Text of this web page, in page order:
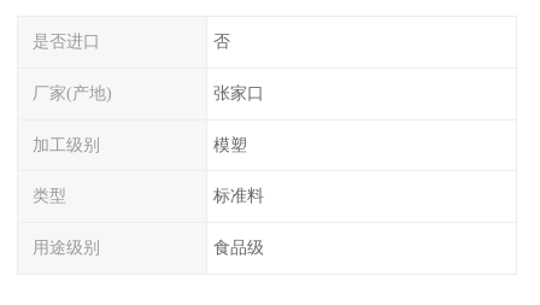
是否进口 否
厂家(产地) 张家口
加工级别 模塑
类型 标准料
用途级别 食品级